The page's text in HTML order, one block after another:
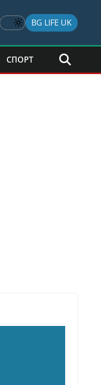
BG LIFE UK
СПОРТ